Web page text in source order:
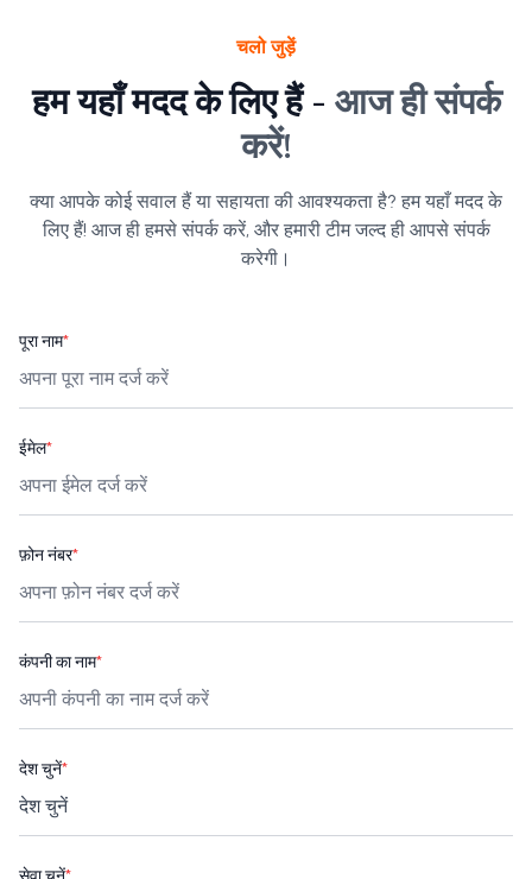
चलो जुड़ें
हम यहाँ मदद के लिए हैं - आज ही संपर्क
करें!
क्या आपके कोई सवाल हैं या सहायता की आवश्यकता है? हम यहाँ मदद के
लिए हैं! आज ही हमसे संपर्क करें, और हमारी टीम जल्द ही आपसे संपर्क
करेगी।
पूरा नाम*
ईमेल*
फ़ोन नंबर*
कंपनी का नाम*
देश चुनें*